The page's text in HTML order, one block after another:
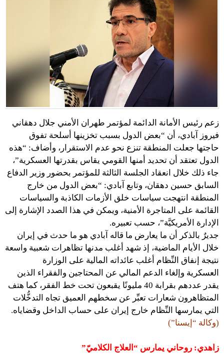
زعم رئيس الأمانة الدائمة لمؤتمر طهران الأمني جلال دهقاني
فيروز آبادي، أن “بعض الدول بسبب تخزينها أسلحة تفوق
حاجتها جعلت المنطقة تنزع نحو عدم الاستقرار، وأضاف: “هذه
الدول تعتقد أن تحديد أمنها القومي يقاس بقدرتها العسكرية”،
جاء ذلك خلال انعقاد الجلسة الثالثة للمؤتمر بحضور وزير الدفاع
السابق حسين دهقان، وتابع آبادي: “بعض الدول من خارج
المنطقة انتهجت سياسات خلق الأزمات الكاذبة والسياسات
القائمة على المتاجرة الأمنية، ويمكن في هذا الصدد الإشارة إلى
الإدارة الأمريكيَّة”، حسب تعبيره.
جديرٌ بالذكر أن ما يعارض ما قاله آبادي هو ما حدث في إيران
خلال الأيام الماضية، إذ شهد أغلب مدنها تظاهرات شعبية واسعة
نتيجة إنفاق النِّظام أغلب عائداته المالية على الوزارة
العسكرية وإلغاء الدعم المالي عن المحتاجين والفقراء الذين
يقدر عددهم بقرابة 40 مليونًا يقبعون تحت خط الفقر، كما هتف
المتظاهرون شعارات تعبِّر عن سخطهم العميق تجاه التدخُّلات
التي يمارسها النِّظام خارج إيران على حساب الداخل وقضاياه.
(وكالة “إيسنا”)
زاهدي: روحاني يمارس “العلاج الكلاميّ”